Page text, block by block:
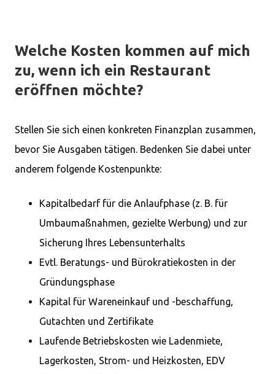
Welche Kosten kommen auf mich
zu, wenn ich ein Restaurant
eröffnen möchte?
Stellen Sie sich einen konkreten Finanzplan zusammen,
bevor Sie Ausgaben tätigen. Bedenken Sie dabei unter
anderem folgende Kostenpunkte:
Kapitalbedarf für die Anlaufphase (z. B. für
Umbaumaßnahmen, gezielte Werbung) und zur
Sicherung Ihres Lebensunterhalts
Evtl. Beratungs- und Bürokratiekosten in der
Gründungsphase
Kapital für Wareneinkauf und -beschaffung,
Gutachten und Zertifikate
Laufende Betriebskosten wie Ladenmiete,
Lagerkosten, Strom- und Heizkosten, EDV